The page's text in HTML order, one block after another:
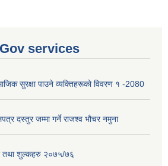
services
सुरक्षा पाउने व्यक्तिहरूको विवरण १ -2080
दस्तुर जम्मा गर्ने राजश्व भौचर नमुना
तथा शुल्कहरु २०७५/७६